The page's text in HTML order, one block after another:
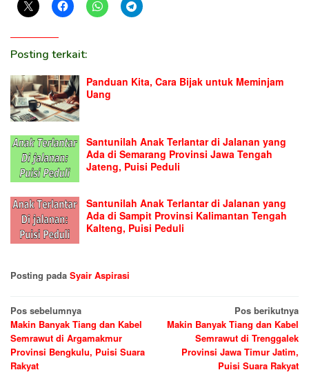
Posting terkait:
Panduan Kita, Cara Bijak untuk Meminjam
Uang
Santunilah Anak Terlantar di Jalanan yang
Ada di Semarang Provinsi Jawa Tengah
Jateng, Puisi Peduli
Santunilah Anak Terlantar di Jalanan yang
Ada di Sampit Provinsi Kalimantan Tengah
Kalteng, Puisi Peduli
Posting pada Syair Aspirasi
Navigasi
pos
Pos sebelumnya
Makin Banyak Tiang dan Kabel
Semrawut di Argamakmur
Provinsi Bengkulu, Puisi Suara
Rakyat
Pos berikutnya
Makin Banyak Tiang dan Kabel
Semrawut di Trenggalek
Provinsi Jawa Timur Jatim,
Puisi Suara Rakyat